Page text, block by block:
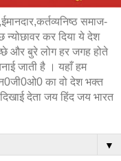
समाज-
कर दिया ये देश
और बुरे लोग हर जगह होते
जाती है । यहाँ हम
का वो देश भक्त
देता जय हिंद जय भारत
▼